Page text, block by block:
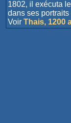
1802, il exécuta
dans ses
Voir Thais, 1200